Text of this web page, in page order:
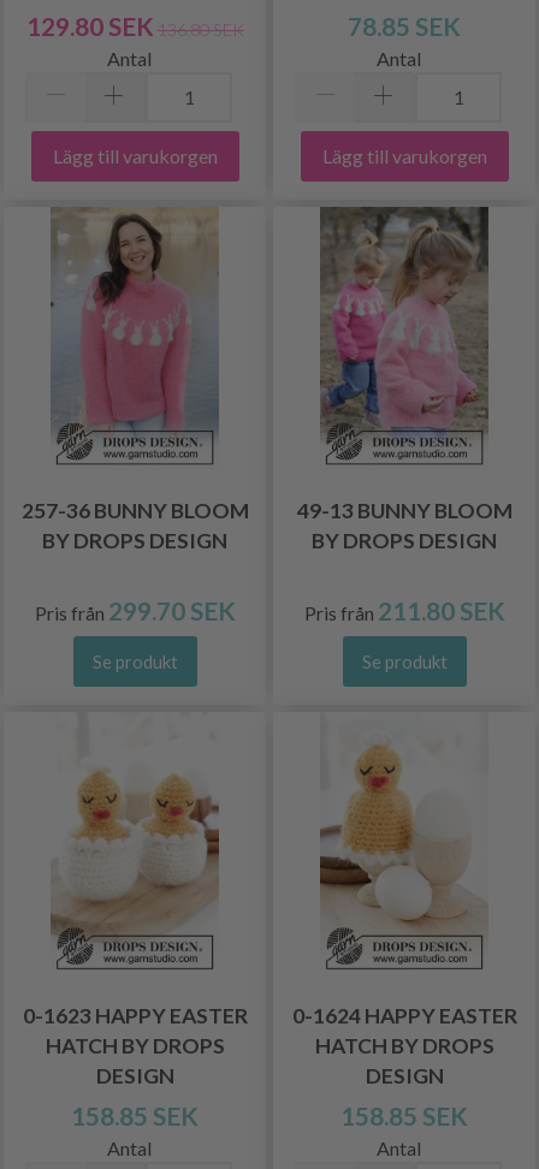
129.80 SEK 136.80 SEK
Antal
Lägg till varukorgen
78.85 SEK
Antal
Lägg till varukorgen
257-36 BUNNY BLOOM
BY DROPS DESIGN
Pris från 299.70 SEK
Se produkt
49-13 BUNNY BLOOM
BY DROPS DESIGN
Pris från 211.80 SEK
Se produkt
0-1623 HAPPY EASTER
HATCH BY DROPS
DESIGN
158.85 SEK
Antal
0-1624 HAPPY EASTER
HATCH BY DROPS
DESIGN
158.85 SEK
Antal